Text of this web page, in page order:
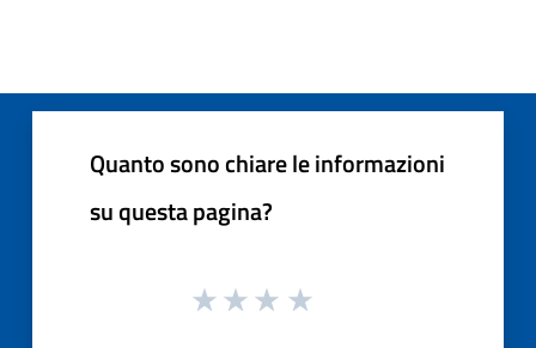
Quanto sono chiare le informazioni
su questa pagina?